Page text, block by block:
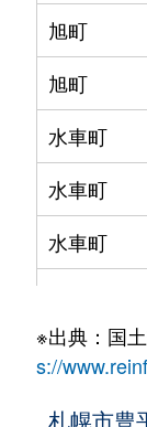
旭町
旭町
水車町
水車町
水車町
水車町
※出典：国
s://
札幌市豊